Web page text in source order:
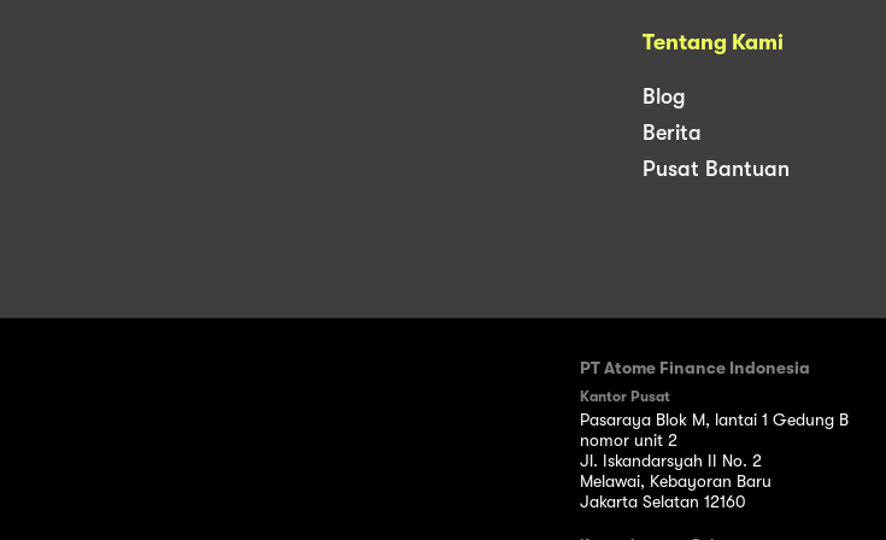
Tentang Kami
Blog
Berita
Pusat Bantuan
PT Atome Finance Indonesia
Kantor Pusat
Pasaraya Blok M, lantai 1 Gedung B
nomor unit 2
Jl. Iskandarsyah II No. 2
Melawai, Kebayoran Baru
Jakarta Selatan 12160